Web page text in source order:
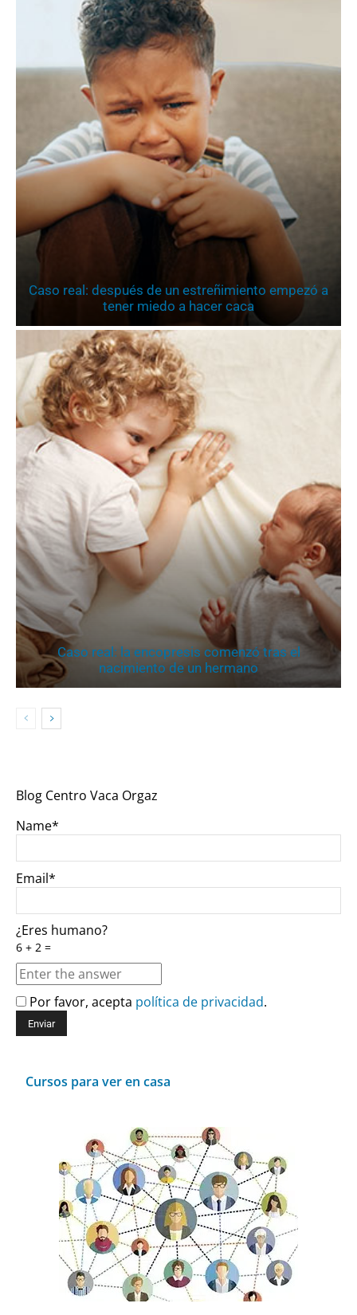
Caso real: después de un estreñimiento empezó a
tener miedo a hacer caca
Caso real: la encopresis comenzó tras el
nacimiento de un hermano
Blog Centro Vaca Orgaz
Name*
Email*
¿Eres humano?
6 + 2 =
Por favor, acepta política de privacidad.
Cursos para ver en casa